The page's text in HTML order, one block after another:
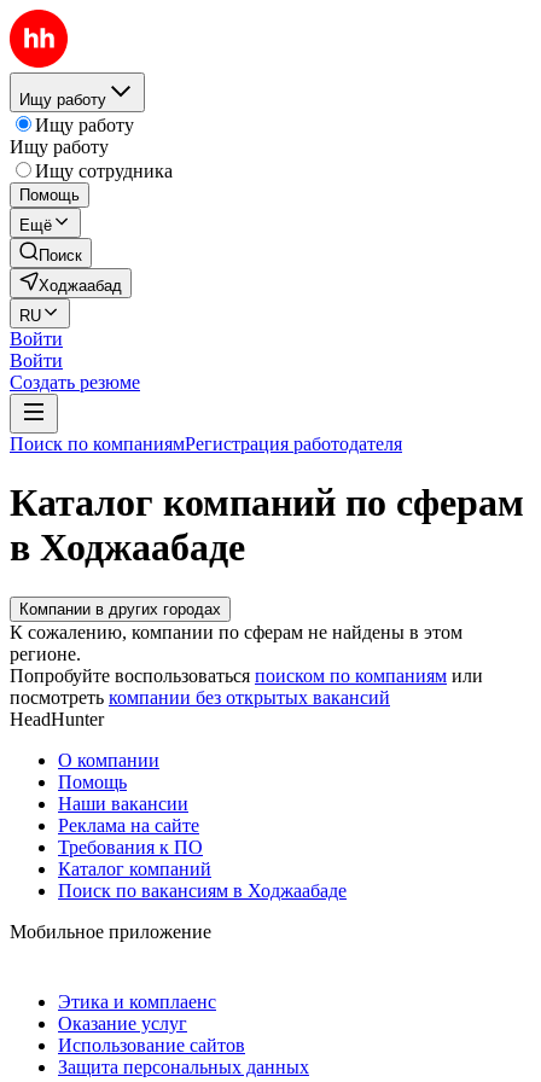
Ищу работу
Ищу работу
Ищу работу
Ищу сотрудника
Помощь
Ещё
Поиск
Ходжаабад
RU
Войти
Войти
Создать резюме
Поиск по компаниямРегистрация работодателя
Каталог компаний по сферам
в Ходжаабаде
Компании в других городах
К сожалению, компании по сферам не найдены в этом
регионе.
Попробуйте воспользоваться поиском по компаниям или
посмотреть компании без открытых вакансий
HeadHunter
О компании
Помощь
Наши вакансии
Реклама на сайте
Требования к ПО
Каталог компаний
Поиск по вакансиям в Ходжаабаде
Мобильное приложение
Этика и комплаенс
Оказание услуг
Использование сайтов
Защита персональных данных